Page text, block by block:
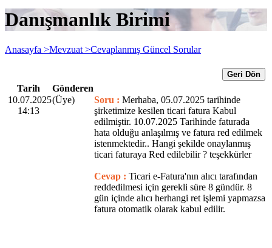
Danışmanlık Birimi
Anasayfa >Mevzuat >Cevaplanmış Güncel Sorular
Geri Dön
Tarih
Gönderen
10.07.2025
14:13
(Üye) Soru : Merhaba, 05.07.2025 tarihinde
şirketimize kesilen ticari fatura Kabul
edilmiştir. 10.07.2025 Tarihinde faturada
hata olduğu anlaşılmış ve fatura red edilmek
istenmektedir.. Hangi şekilde onaylanmış
ticari faturaya Red edilebilir ? teşekkürler
Cevap : Ticari e-Fatura'nın alıcı tarafından
reddedilmesi için gerekli süre 8 gündür. 8
gün içinde alıcı herhangi ret işlemi yapmazsa
fatura otomatik olarak kabul edilir.